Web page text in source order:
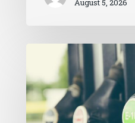
August 5, 2026